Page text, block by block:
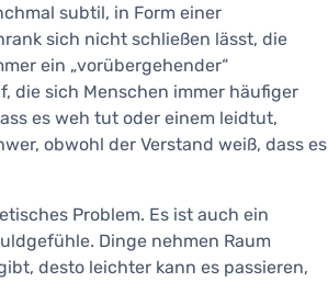
subtil, in Form einer
sich nicht schließen lässt, die
ein „vorübergehender“
die sich Menschen immer häufiger
es weh tut oder einem leidtut,
obwohl der Verstand weiß, dass es
Problem. Es ist auch ein
Dinge nehmen Raum
desto leichter kann es passieren,